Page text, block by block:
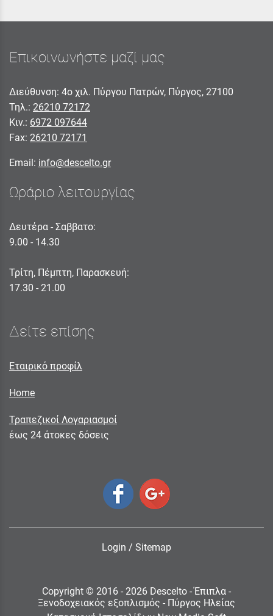
Επικοινωνήστε μαζί μας
Διεύθυνση: 4ο χιλ. Πύργου Πατρών, Πύργος, 27100
Τηλ.: 26210 72172
Κιν.: 6972 097644
Fax: 26210 72171
Email: info@descelto.gr
Ωράριο λειτουργίας
Δευτέρα - Σαββατο:
9.00 - 14.30
Τρίτη, Πέμπτη, Παρασκευή:
17.30 - 21.00
Δείτε επίσης
Εταιρικό προφίλ
Home
Τραπεζικοί Λογαριασμοί
έως 24 άτοκες δόσεις
Login / Sitemap
Copyright © 2016 - 2026 Descelto - Έπιπλα -
Ξενοδοχειακός εξοπλισμός - Πύργος Ηλείας